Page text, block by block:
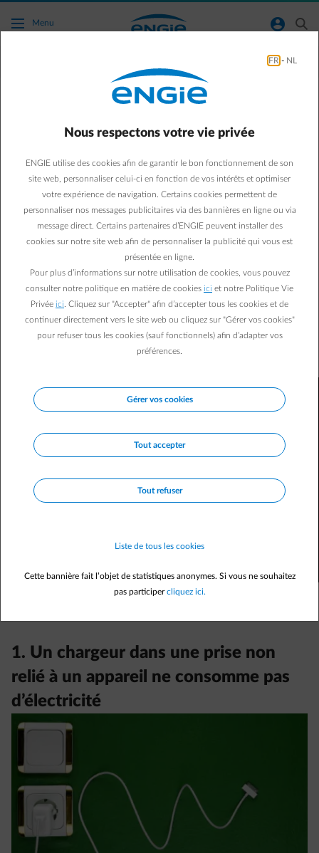
Accéder au contenu principal
Menu normal-account-circle search
Conseils énergie
5 mythes sur la
consommation d’énergie
qu’il faut arrêter de croire
Quelques mythes entourent la consommation d’énergie,
des idées reçues qui ont la peau dure. Pour vous aider à
économiser quelques euros sur votre facture et
consommer de manière plus durable, on leur tord le cou !
1. Un chargeur dans une prise non
relié à un appareil ne consomme pas
d’électricité
FR - NL
Nous respectons votre vie privée
ENGIE utilise des cookies afin de garantir le bon fonctionnement de son
site web, personnaliser celui-ci en fonction de vos intérêts et optimiser
votre expérience de navigation. Certains cookies permettent de
personnaliser nos messages publicitaires via des bannières en ligne ou via
message direct. Certains partenaires d’ENGIE peuvent installer des
cookies sur notre site web afin de personnaliser la publicité qui vous est
présentée en ligne.
Pour plus d’informations sur notre utilisation de cookies, vous pouvez
consulter notre politique en matière de cookies ici et notre Politique Vie
Privée ici . Cliquez sur "Accepter" afin d’accepter tous les cookies et de
continuer directement vers le site web ou cliquez sur "Gérer vos cookies"
pour refuser tous les cookies (sauf fonctionnels) afin d’adapter vos
préférences.
Gérer vos cookies
Tout accepter
Tout refuser
Liste de tous les cookies
Cette bannière fait l’objet de statistiques anonymes. Si vous ne souhaitez
pas participercliquez ici.